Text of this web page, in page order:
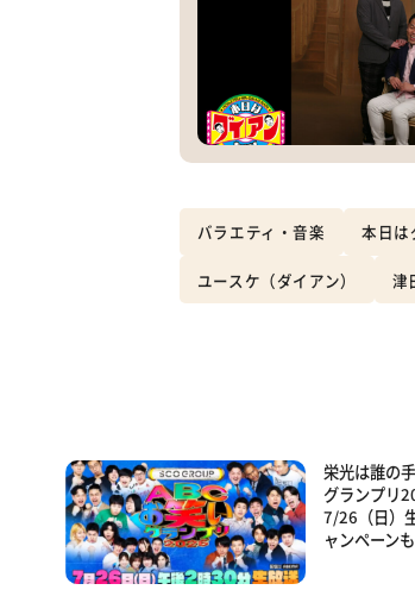
バラエティ・音楽 本日は
ユースケ（ダイアン） 津
栄光は誰の
グランプリ
7/26（日）
ャンペーン